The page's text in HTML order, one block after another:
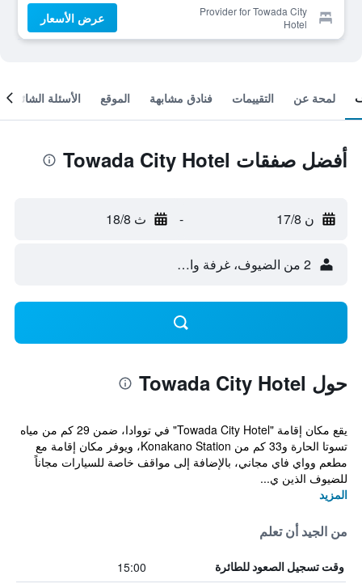
Provider for Towada City
Hotel
عرض الأسعار
لمحة عن التقييمات فنادق مشابهة الموقع الأسئلة الشائعة
أفضل صفقات Towada City Hotel
ن 17/8 - ث 18/8
2 من الضيوف، غرفة واحدة
حول Towada City Hotel
يقع مكان إقامة "Towada City Hotel" في تووادا، ضمن 29 كم من مياه
تسوتا الحارة و33 كم من Konakano Station، ويوفر مكان إقامة مع
مطعم وواي فاي مجاني، بالإضافة إلى مواقف خاصة للسيارات مجاناً
للضيوف الذين ي...
المزيد
من الجيد أن تعلم
وقت تسجيل الصعود للطائرة 15:00